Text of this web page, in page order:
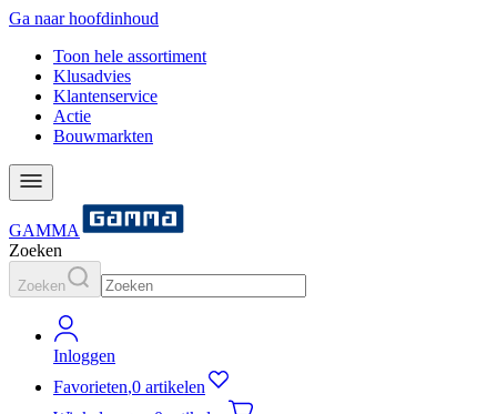
Ga naar hoofdinhoud
Toon hele assortiment
Klusadvies
Klantenservice
Actie
Bouwmarkten
GAMMA
Zoeken
Zoeken
Inloggen
Favorieten,0 artikelen